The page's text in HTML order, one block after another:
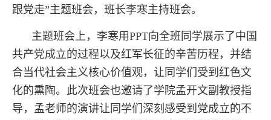
跟党走”主题班会，班长李寒主持班会。
主题班会上，李寒用PPT向全班同学展示了中国
共产党成立的过程以及红军长征的辛苦历程，并结
合当代社会主义核心价值观，让同学们受到红色文
化的熏陶。此次班会也邀请了学院孟开文副教授指
导，孟老师的演讲让同学们深刻感受到党成立的不